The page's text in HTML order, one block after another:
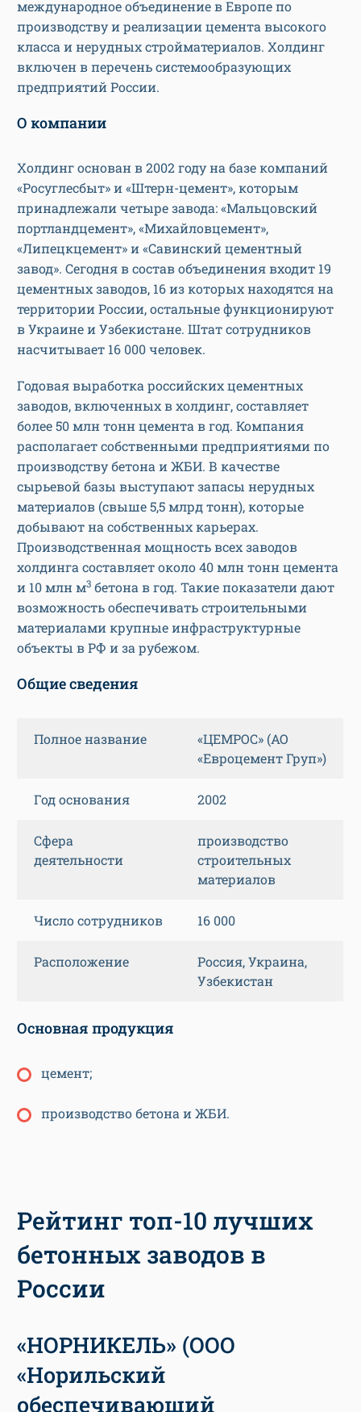
международное объединение в Европе по
производству и реализации цемента высокого
класса и нерудных стройматериалов. Холдинг
включен в перечень системообразующих
предприятий России.
О компании
Холдинг основан в 2002 году на базе компаний
«Росуглесбыт» и «Штерн-цемент», которым
принадлежали четыре завода: «Мальцовский
портландцемент», «Михайловцемент»,
«Липецкцемент» и «Савинский цементный
завод». Сегодня в состав объединения входит 19
цементных заводов, 16 из которых находятся на
территории России, остальные функционируют
в Украине и Узбекистане. Штат сотрудников
насчитывает 16 000 человек.
Годовая выработка российских цементных
заводов, включенных в холдинг, составляет
более 50 млн тонн цемента в год. Компания
располагает собственными предприятиями по
производству бетона и ЖБИ. В качестве
сырьевой базы выступают запасы нерудных
материалов (свыше 5,5 млрд тонн), которые
добывают на собственных карьерах.
Производственная мощность всех заводов
холдинга составляет около 40 млн тонн цемента
и 10 млн м3 бетона в год. Такие показатели дают
возможность обеспечивать строительными
материалами крупные инфраструктурные
объекты в РФ и за рубежом.
Общие сведения
Полное название
«ЦЕМРОС» (АО
«Евроцемент Груп»)
Год основания 2002
Сфера
деятельности
производство
строительных
материалов
Число сотрудников 16 000
Расположение
Россия, Украина,
Узбекистан
Основная продукция
цемент;
производство бетона и ЖБИ.
Рейтинг топ-10 лучших
бетонных заводов в
России
«НОРНИКЕЛЬ» (ООО
«Норильский
обеспечивающий